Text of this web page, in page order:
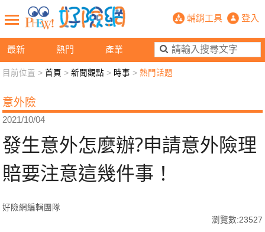
最新 熱門 產業
發生意外怎麼辦?申請意外險理賠
輔銷工具 登入
新聞觀點 業務交流 好險懂生活
退休先準備 好險學堂 輔銷工具 活動專區
目前位置 >首頁 >新聞觀點 > 時事 >熱門話題
意外險
2021/10/04
發生意外怎麼辦?申請意外險理
賠要注意這幾件事！
好險網編輯團隊
瀏覽數:23527